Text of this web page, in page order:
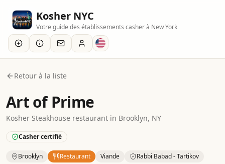
Kosher NYC
Votre guide des établissements casher à New York
Retour à la liste
Art of Prime
Kosher Steakhouse restaurant in Brooklyn, NY
Casher certifié
Brooklyn Restaurant Viande Rabbi Babad - Tartikov